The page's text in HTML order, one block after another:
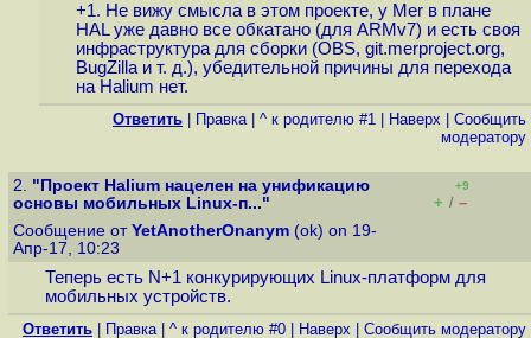
+1. Не вижу смысла в этом проекте, у Mer в плане
HAL уже давно все обкатано (для ARMv7) и есть своя
инфраструктура для сборки (OBS, git.merproject.org,
BugZilla и т. д.), убедительной причины для перехода
на Halium нет.
Ответить Правка| ^ к родителю #1 Наверх
Cообщить
модератору
2. "Проект Halium нацелен на унификацию
основы мобильных Linux-п..."
+9
+ / –
Сообщение от YetAnotherOnanym (ok) on 19-
Апр-17, 10:23
Теперь есть N+1 конкурирующих Linux-платформ для
мобильных устройств.
Ответить Правка| ^ к родителю #0 Наверх Cообщить модератору